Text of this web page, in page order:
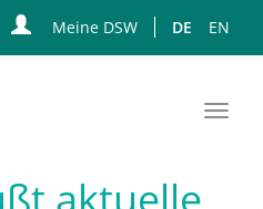
Meine DSW DE EN